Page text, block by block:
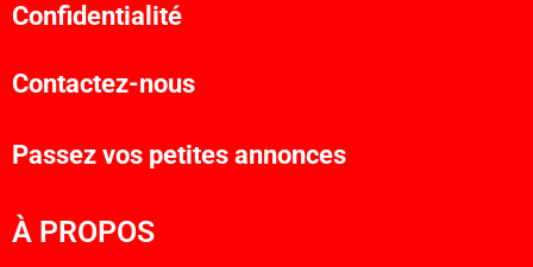
Confidentialité
Contactez-nous
Passez vos petites annonces
À PROPOS